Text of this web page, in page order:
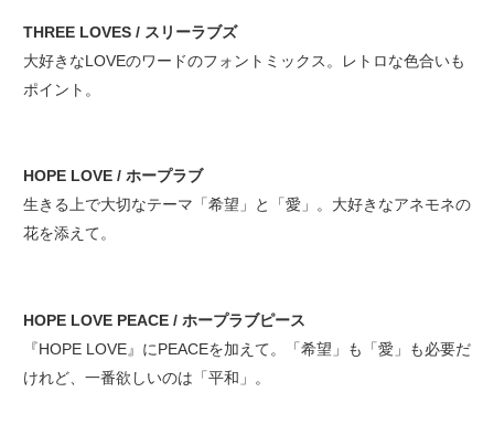
THREE LOVES / スリーラブズ
大好きなLOVEのワードのフォントミックス。レトロな色合いも
ポイント。
HOPE LOVE / ホープラブ
生きる上で大切なテーマ「希望」と「愛」。大好きなアネモネの
花を添えて。
HOPE LOVE PEACE / ホープラブピース
『HOPE LOVE』にPEACEを加えて。「希望」も「愛」も必要だ
けれど、一番欲しいのは「平和」。